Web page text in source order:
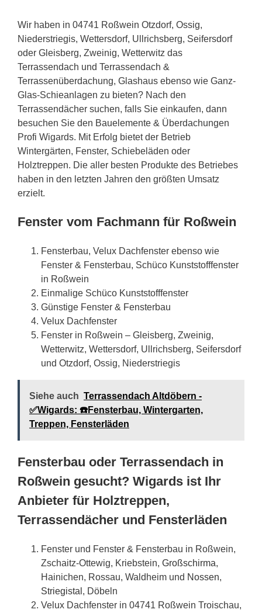
Wir haben in 04741 Roßwein Otzdorf, Ossig,
Niederstriegis, Wettersdorf, Ullrichsberg, Seifersdorf
oder Gleisberg, Zweinig, Wetterwitz das
Terrassendach und Terrassendach &
Terrassenüberdachung, Glashaus ebenso wie Ganz-
Glas-Schieanlagen zu bieten? Nach den
Terrassendächer suchen, falls Sie einkaufen, dann
besuchen Sie den Bauelemente & Überdachungen
Profi Wigards. Mit Erfolg bietet der Betrieb
Wintergärten, Fenster, Schiebeläden oder
Holztreppen. Die aller besten Produkte des Betriebes
haben in den letzten Jahren den größten Umsatz
erzielt.
Fenster vom Fachmann für Roßwein
Fensterbau, Velux Dachfenster ebenso wie
Fenster & Fensterbau, Schüco Kunststofffenster
in Roßwein
Einmalige Schüco Kunststofffenster
Günstige Fenster & Fensterbau
Velux Dachfenster
Fenster in Roßwein – Gleisberg, Zweinig,
Wetterwitz, Wettersdorf, Ullrichsberg, Seifersdorf
und Otzdorf, Ossig, Niederstriegis
Siehe auch Terrassendach Altdöbern -
✅Wigards: ☎️Fensterbau, Wintergarten,
Treppen, Fensterläden
Fensterbau oder Terrassendach in
Roßwein gesucht? Wigards ist Ihr
Anbieter für Holztreppen,
Terrassendächer und Fensterläden
Fenster und Fenster & Fensterbau in Roßwein,
Zschaitz-Ottewig, Kriebstein, Großschirma,
Hainichen, Rossau, Waldheim und Nossen,
Striegistal , Döbeln
Velux Dachfenster in 04741 Roßwein Troischau,